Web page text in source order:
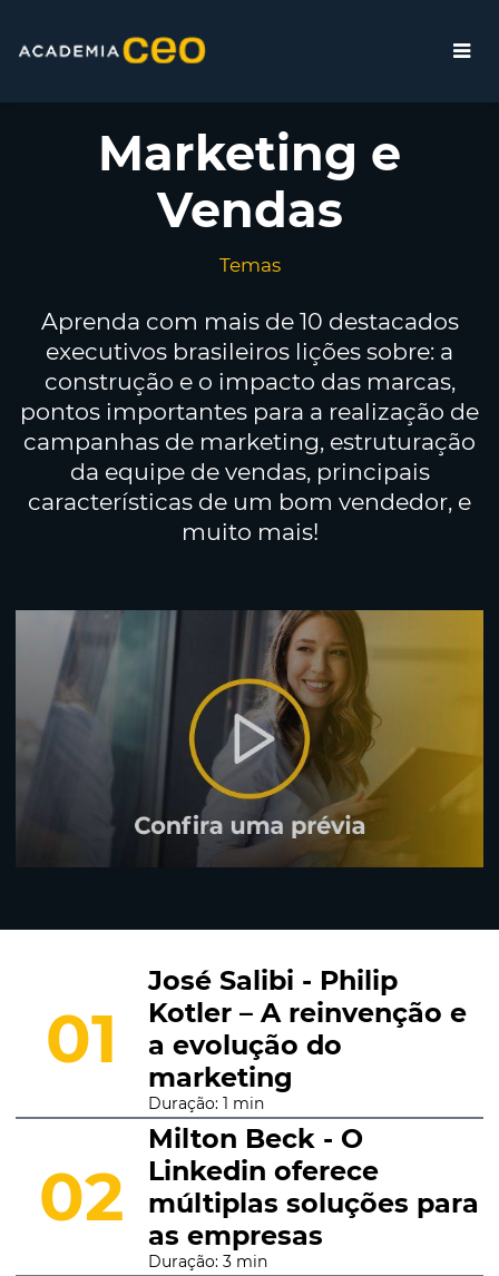
Marketing e
Vendas
Temas
Aprenda com mais de 10 destacados
executivos brasileiros lições sobre: a
construção e o impacto das marcas,
pontos importantes para a realização de
campanhas de marketing, estruturação
da equipe de vendas, principais
características de um bom vendedor, e
muito mais!
01
José Salibi - Philip
Kotler – A reinvenção e
a evolução do
marketing
Duração: 1 min
02
Milton Beck - O
Linkedin oferece
múltiplas soluções para
as empresas
Duração: 3 min